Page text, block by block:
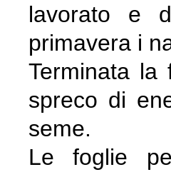
lavorato e
primavera i
Terminata la
spreco di
seme.
Le foglie